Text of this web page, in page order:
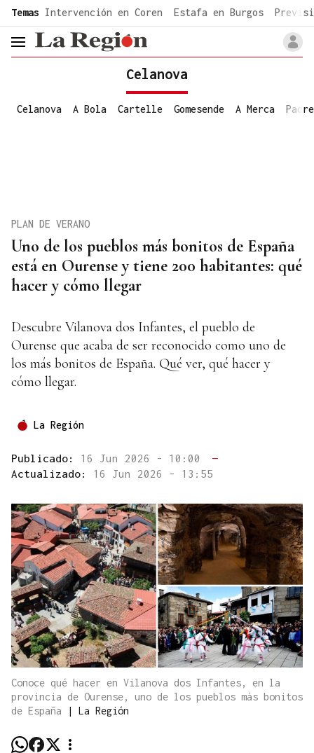
common.go-to-content
Temas Intervención en Coren Estafa en Burgos
header.menu.open
Celanova
Celanova A Bola Cartelle Gomesende A Merca
Uno de los pueblos más bonitos de España
está en Ourense y tiene 200 habitantes: qué
hacer y cómo llegar
PLAN DE VERANO
Descubre Vilanova dos Infantes, el pueblo de
Ourense que acaba de ser reconocido como uno de
los más bonitos de España. Qué ver, qué hacer y
cómo llegar.
La Región
Publicado: 16 Jun 2026 - 10:00
—
Actualizado: 16 Jun 2026 - 13:55
Conoce qué hacer en Vilanova dos Infantes, en la
provincia de Ourense, uno de los pueblos más bonitos
de España
| La Región